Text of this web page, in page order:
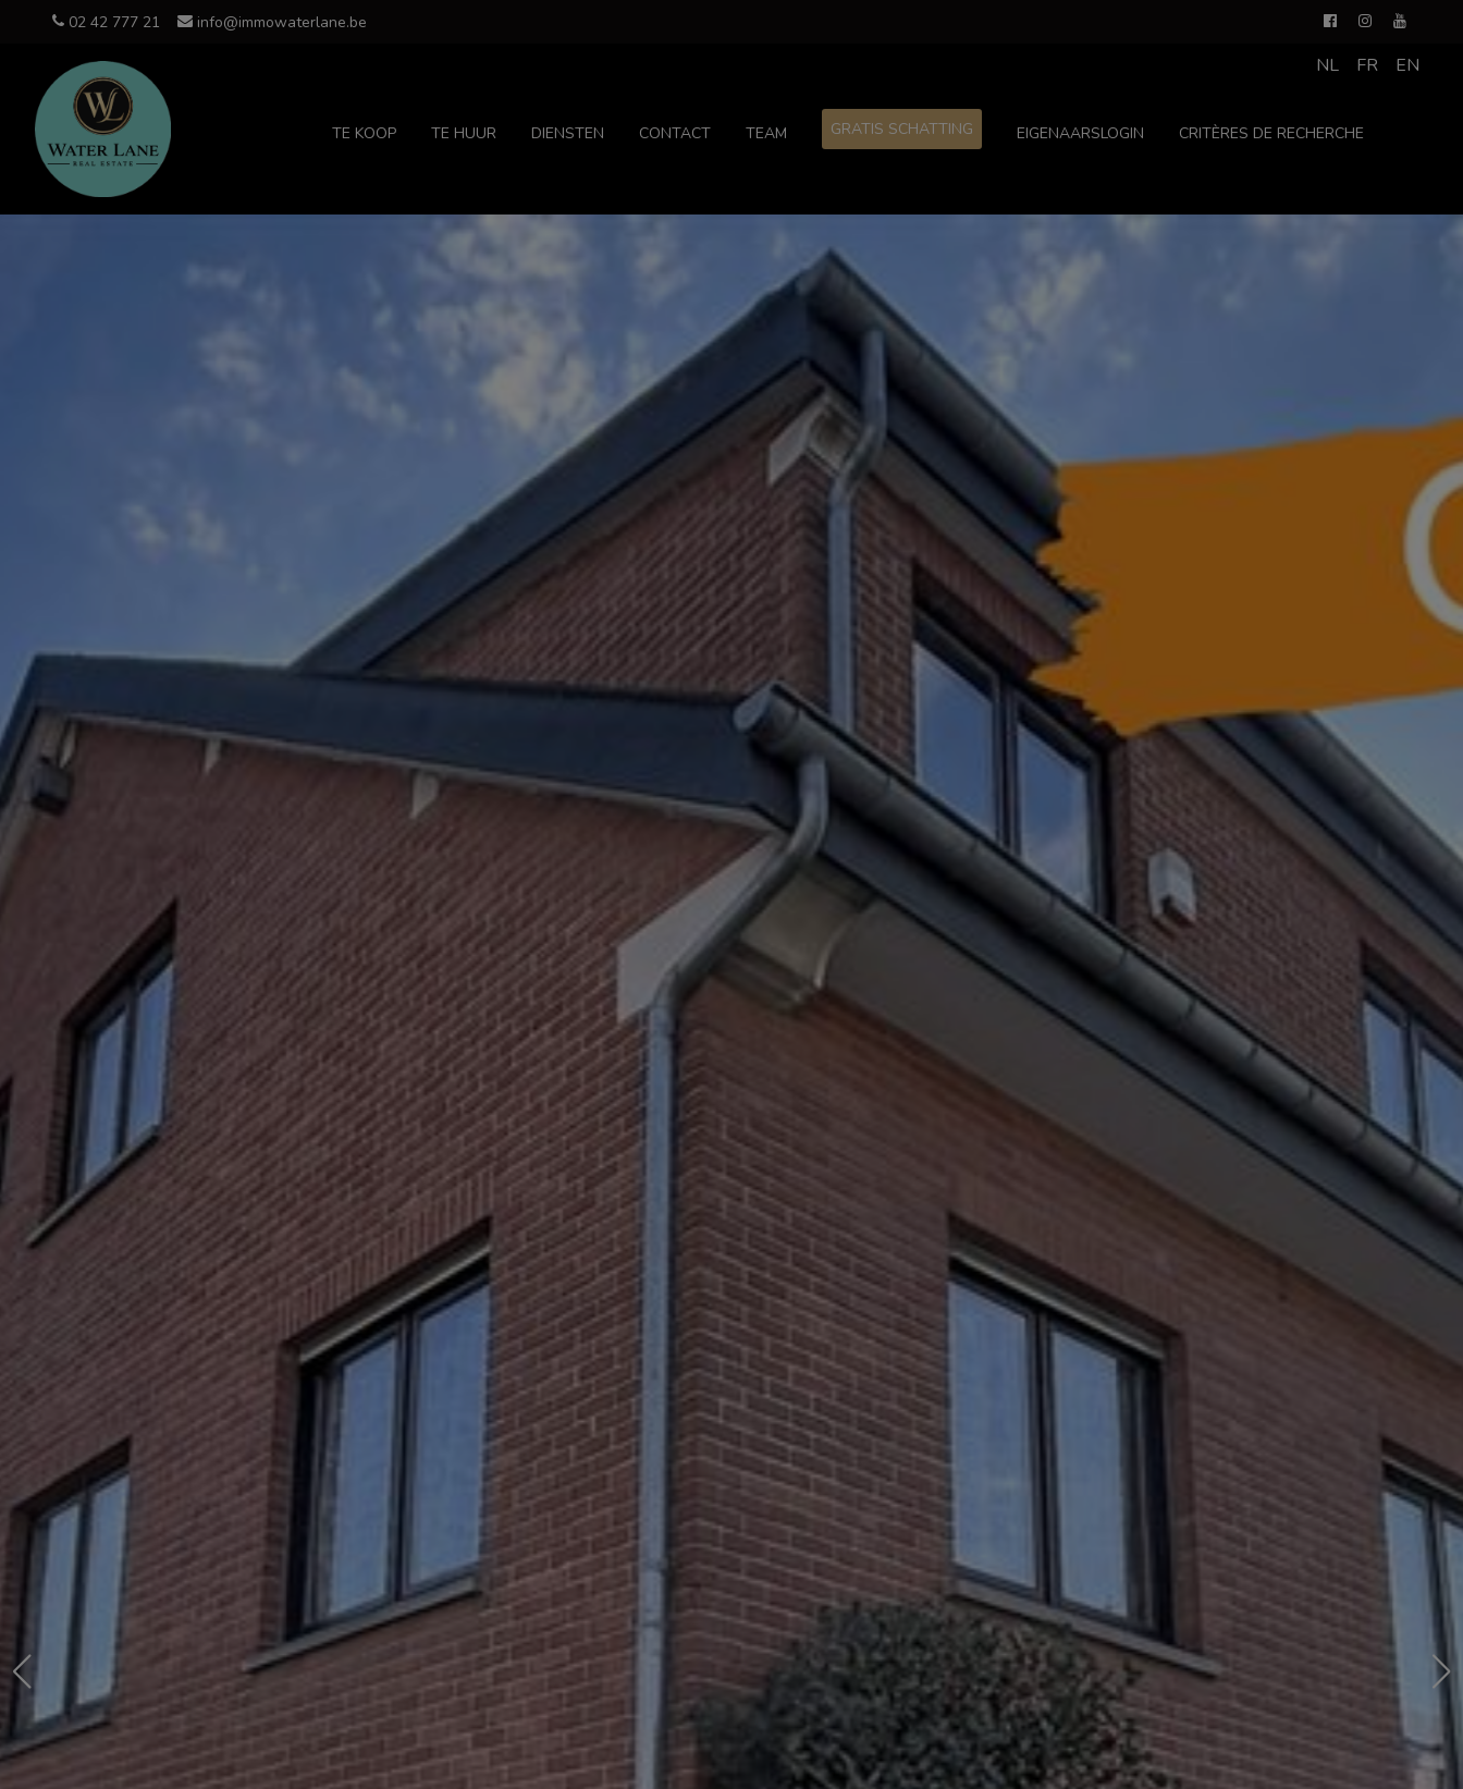
02 42 777 21 info@immowaterlane.be
TE KOOP TE HUUR DIENSTEN CONTACT TEAM GRATIS SCHATTING EIGENAARSLOGIN CRITÈRES DE RECHERCHE
NL FR EN